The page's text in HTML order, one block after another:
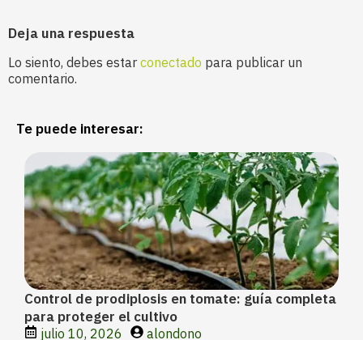
Deja una respuesta
Lo siento, debes estar conectado para publicar un
comentario.
Te puede interesar:
Control de prodiplosis en tomate: guía completa
para proteger el cultivo
julio 10, 2026 alondono